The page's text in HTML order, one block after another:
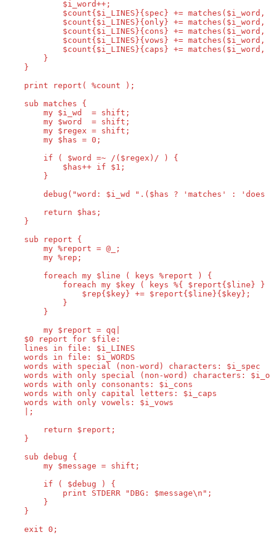
            $i_word++;
$count{$i_LINES}{spec} += matches($i_word,
$count{$i_LINES}{only} += matches($i_word,
$count{$i_LINES}{cons} +=
$count{$i_LINES}{vows} += matches($i_word,
$count{$i_LINES}{caps} += matches($i_word,
        }
    }
    print report( %count );
    sub matches {
        my $i_wd  = shift;
        my $word  = shift;
        my $regex = shift;
        my $has = 0;
        if ( $word =~ /($regex)/ ) {
            $has++ if $1;
        }
debug("word: $i_wd ".($has ? 'matches' :
        return $has;
    }
    sub report {
        my %report = @_;
        my %rep;
        foreach my $line ( keys %report ) {
foreach my $key ( keys %{ $report{$line} }
                $rep{$key} += $report{$line}{$key};
            }
        }
        my $report = qq|
    $0 report for $file:
    lines in file: $i_LINES
    words in file: $i_WORDS
    words with special (non-word) characters: $i_spec
words with only special (non-word) characters:
    words with only consonants: $i_cons
    words with only capital letters: $i_caps
    words with only vowels: $i_vows
    |;
        return $report;
    }
    sub debug {
        my $message = shift;
        if ( $debug ) {
            print STDERR "DBG: $message\n";
        }
    }
    exit 0;